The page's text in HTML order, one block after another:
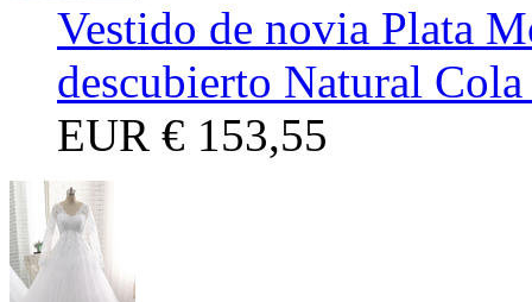
Vestido de novia Plata
descubierto Natural
EUR € 153,55